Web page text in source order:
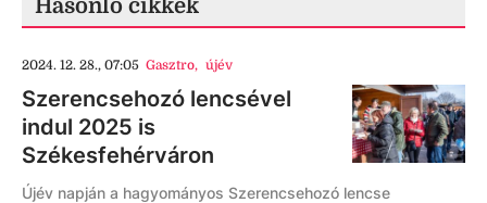
Hasonló cikkek
2024. 12. 28., 07:05 Gasztro, újév
Szerencsehozó lencsével
indul 2025 is
Székesfehérváron
Újév napján a hagyományos Szerencsehozó lencse